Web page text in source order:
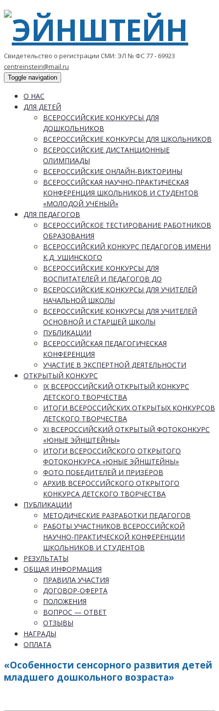
Свидетельство о регистрации СМИ: ЭЛ № ФС 77 - 69923
centreinstein@mail.ru
Toggle navigation
О НАС
ДЛЯ ДЕТЕЙ
ВСЕРОССИЙСКИЕ КОНКУРСЫ ДЛЯ
ДОШКОЛЬНИКОВ
ВСЕРОССИЙСКИЕ КОНКУРСЫ ДЛЯ ШКОЛЬНИКОВ
ВСЕРОССИЙСКИЕ ДИСТАНЦИОННЫЕ
ОЛИМПИАДЫ
ВСЕРОССИЙСКИЕ ОНЛАЙН-ВИКТОРИНЫ
ВСЕРОССИЙСКАЯ НАУЧНО-ПРАКТИЧЕСКАЯ
КОНФЕРЕНЦИЯ ШКОЛЬНИКОВ И СТУДЕНТОВ
«МОЛОДОЙ УЧЁНЫЙ»
ДЛЯ ПЕДАГОГОВ
ВСЕРОССИЙСКОЕ ТЕСТИРОВАНИЕ РАБОТНИКОВ
ОБРАЗОВАНИЯ
ВСЕРОССИЙСКИЙ КОНКУРС ПЕДАГОГОВ ИМЕНИ
К.Д. УШИНСКОГО
ВСЕРОССИЙСКИЕ КОНКУРСЫ ДЛЯ
ВОСПИТАТЕЛЕЙ И ПЕДАГОГОВ ДО
ВСЕРОССИЙСКИЕ КОНКУРСЫ ДЛЯ УЧИТЕЛЕЙ
НАЧАЛЬНОЙ ШКОЛЫ
ВСЕРОССИЙСКИЕ КОНКУРСЫ ДЛЯ УЧИТЕЛЕЙ
ОСНОВНОЙ И СТАРШЕЙ ШКОЛЫ
ПУБЛИКАЦИИ
ВСЕРОССИЙСКАЯ ПЕДАГОГИЧЕСКАЯ
КОНФЕРЕНЦИЯ
УЧАСТИЕ В ЭКСПЕРТНОЙ ДЕЯТЕЛЬНОСТИ
ОТКРЫТЫЙ КОНКУРС
IX ВСЕРОССИЙСКИЙ ОТКРЫТЫЙ КОНКУРС
ДЕТСКОГО ТВОРЧЕСТВА
ИТОГИ ВСЕРОССИЙСКИХ ОТКРЫТЫХ КОНКУРСОВ
ДЕТСКОГО ТВОРЧЕСТВА
XI ВСЕРОССИЙСКИЙ ОТКРЫТЫЙ ФОТОКОНКУРС
«ЮНЫЕ ЭЙНШТЕЙНЫ»
ИТОГИ ВСЕРОССИЙСКОГО ОТКРЫТОГО
ФОТОКОНКУРСА «ЮНЫЕ ЭЙНШТЕЙНЫ»
ФОТО ПОБЕДИТЕЛЕЙ И ПРИЗЁРОВ
АРХИВ ВСЕРОССИЙСКОГО ОТКРЫТОГО
КОНКУРСА ДЕТСКОГО ТВОРЧЕСТВА
ПУБЛИКАЦИИ
МЕТОДИЧЕСКИЕ РАЗРАБОТКИ ПЕДАГОГОВ
РАБОТЫ УЧАСТНИКОВ ВСЕРОССИЙСКОЙ
НАУЧНО-ПРАКТИЧЕСКОЙ КОНФЕРЕНЦИИ
ШКОЛЬНИКОВ И СТУДЕНТОВ
РЕЗУЛЬТАТЫ
ОБЩАЯ ИНФОРМАЦИЯ
ПРАВИЛА УЧАСТИЯ
ДОГОВОР-ОФЕРТА
ПОЛОЖЕНИЯ
ВОПРОС — ОТВЕТ
ОТЗЫВЫ
НАГРАДЫ
ОПЛАТА
«Особенности сенсорного развития детей
младшего дошкольного возраста»